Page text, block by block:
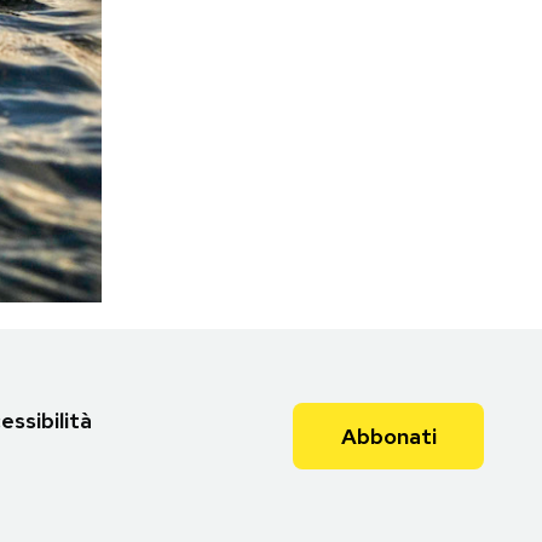
Abbonati